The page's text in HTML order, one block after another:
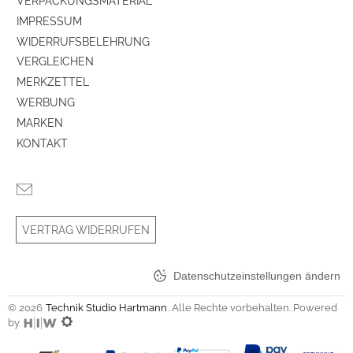
Tuner-Empfang
Stereo-Ton über eingebaute Lautsprecher
Leistungs-/Elektronikeigenschaften
Online Musikdienste abrufbar ja
Produkttyp
IMPRESSUM
WIDERRUFSBELEHRUNG
VERGLEICHEN
MERKZETTEL
WERBUNG
MARKEN
KONTAKT
VERTRAG WIDERRUFEN
Datenschutzeinstellungen ändern
© 2026 Technik Studio Hartmann. Alle Rechte vorbehalten. Powered
by